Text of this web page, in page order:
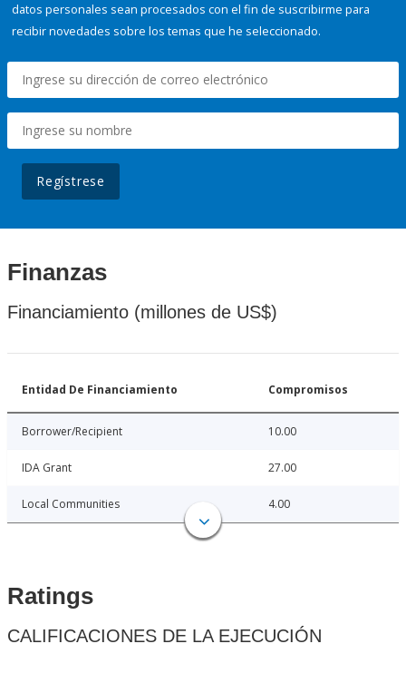
datos personales sean procesados con el fin de suscribirme para
recibir novedades sobre los temas que he seleccionado.
Regístrese
Finanzas
Financiamiento (millones de US$)
Entidad De Financiamiento Compromisos
Borrower/Recipient 10.00
IDA Grant 27.00
Local Communities 4.00
Ratings
CALIFICACIONES DE LA EJECUCIÓN